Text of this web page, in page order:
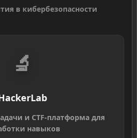
в кибербезопасности
🔬
и CTF-платформа для
навыков